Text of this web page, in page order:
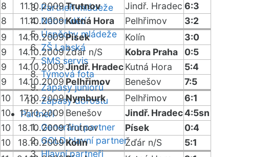
Partneři mládeže
Nábor dětí
Úspěchy mládeže
ZŠ Labská
SMS servis
Týmová fota
Zápasy juniorů
Zápasy dorostu
Partneři
Generální partner
GOLD hlavní partner
Hlavní partneři
8
11.10.2009Trutnov Jindř. Hradec 6:3
8
11.10.2009Kutná Hora Pelhřimov
3:2
9
14.10.2009Písek Kolín
3:0
9
14.10.2009Žďár n/S Kobra Praha
0:5
9
14.10.2009Jindř. HradecKutná Hora
5:4
9
14.10.2009 Pelhřimov Benešov
7:5
10
17.10.2009Nymburk Pelhřimov
6:1
10
17.10.2009 Benešov Jindř. Hradec4:5sn
10
18.10.2009Trutnov Písek
0:4
10
18.10.2009Kolín Žďár n/S
5:1